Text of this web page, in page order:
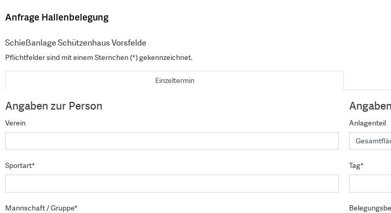
Anfrage Hallenbelegung
Schießanlage Schützenhaus Vorsfelde
Pflichtfelder sind mit einem Sternchen (*) gekennzeichnet.
Einzeltermin
Angaben zur Person
Verein
Sportart*
Mannschaft / Gruppe*
Anlagenteil
Tag*